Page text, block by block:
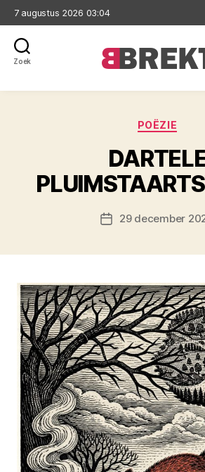
7 augustus 2026 03:04
Zoek
POËZIE
Berichtdatum
29 december